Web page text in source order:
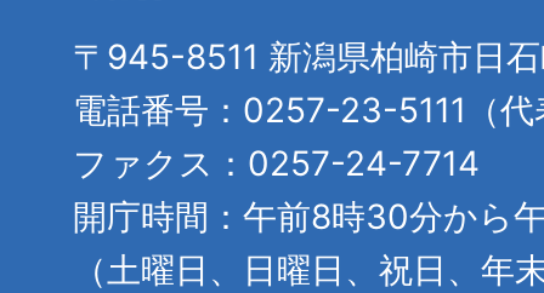
〒945-8511 新潟県柏崎市日
電話番号：0257-23-5111（代
ファクス：0257-24-7714
開庁時間：午前8時30分から
（土曜日、日曜日、祝日、年